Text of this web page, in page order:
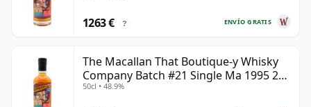
ENVÍO GRATIS
1263 € ?
The Macallan That Boutique-y Whisky
Company Batch #21 Single Ma 1995 24
años
50cl • 48.9%